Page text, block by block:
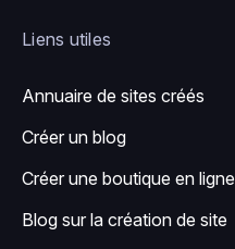
Liens utiles
Annuaire de sites créés
Créer un blog
Créer une boutique en ligne
Blog sur la création de site